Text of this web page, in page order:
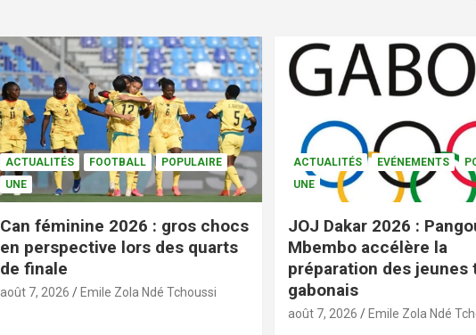
ACTUALITÉS FOOTBALL
POPULAIRE
UNE
Can féminine 2026 : gros chocs
en perspective lors des quarts
de finale
août 7, 2026 Emile Zola Ndé Tchoussi
ACTUALITÉS EVÉNEMENTS
UNE
JOJ Dakar 2026 :
Mbembo accélère la
préparation des jeunes
gabonais
août 7, 2026 Emile Zola Ndé